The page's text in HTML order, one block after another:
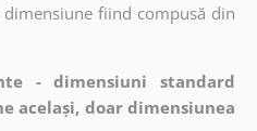
fiind compusă din
- dimensiuni standard
același, doar dimensiunea